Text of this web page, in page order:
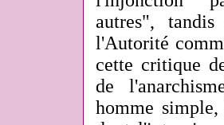
autres",
l'Autorité
cette critique
de
homme